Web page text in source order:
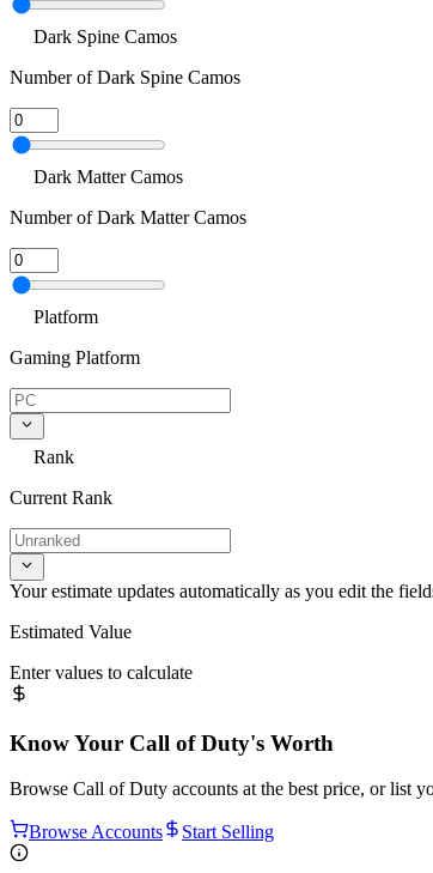
Dark Spine Camos
Number of Dark Spine Camos
Dark Matter Camos
Number of Dark Matter Camos
Platform
Gaming Platform
Rank
Current Rank
Your estimate updates automatically as you edit the
Estimated Value
Enter values to calculate
Know Your Call of Duty's Worth
Browse Call of Duty accounts at the best price, or list
Browse Accounts Start Selling